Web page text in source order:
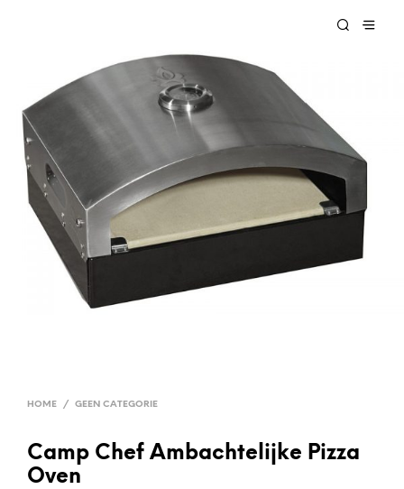
HOME / GEEN CATEGORIE
Camp Chef Ambachtelijke Pizza
Oven